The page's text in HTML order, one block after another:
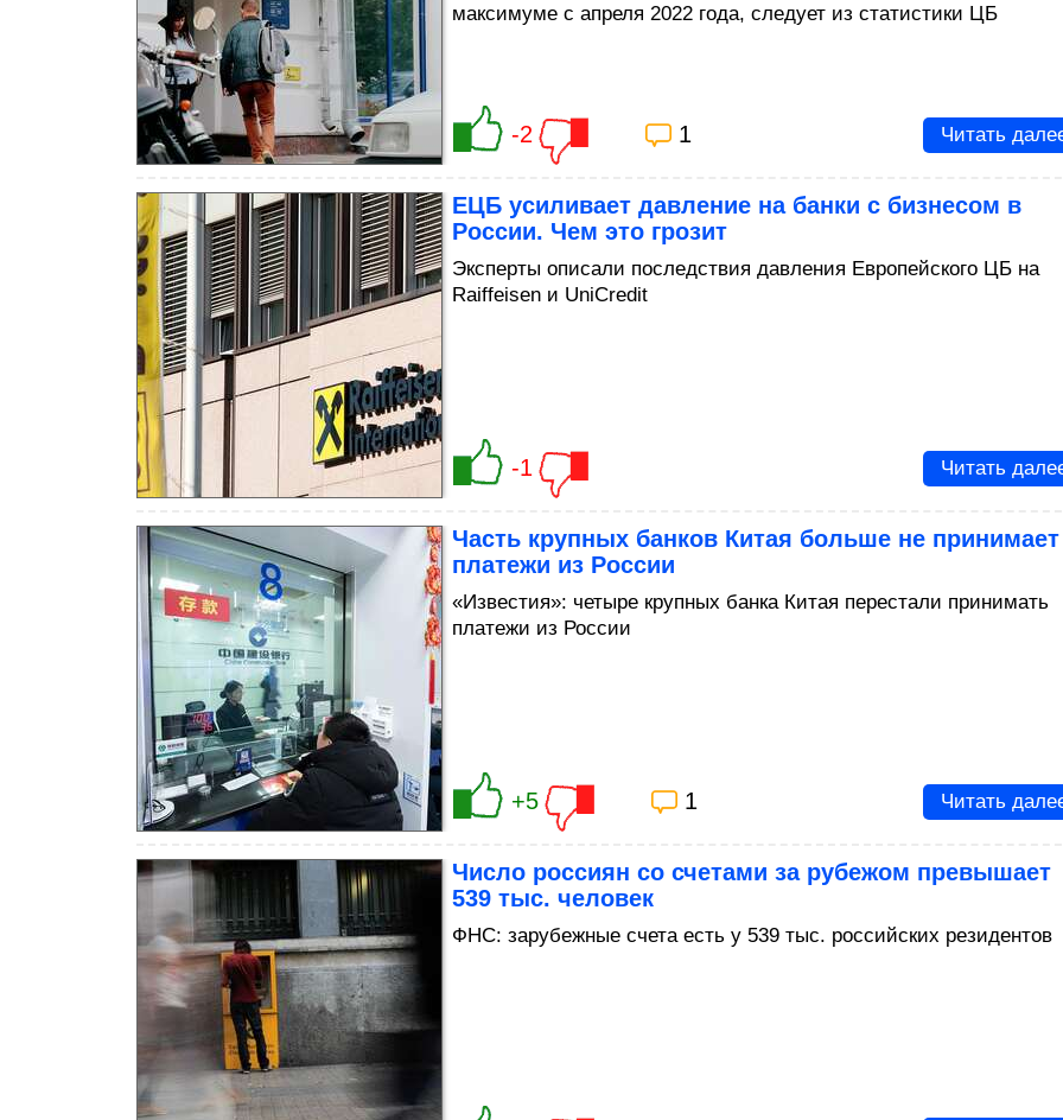
максимуме с апреля 2022 года, следует из статистики ЦБ
-2 1 Читать
ЕЦБ усиливает давление на банки с бизнесом в
России. Чем это грозит
Эксперты описали последствия давления Европейского ЦБ на
Raiffeisen и UniCredit
-1 Читать
Часть крупных банков Китая больше не принимает
платежи из России
«Известия»: четыре крупных банка Китая перестали принимать
платежи из России
+5 1 Читать
Число россиян со счетами за рубежом превышает
539 тыс. человек
ФНС: зарубежные счета есть у 539 тыс. российских резидентов